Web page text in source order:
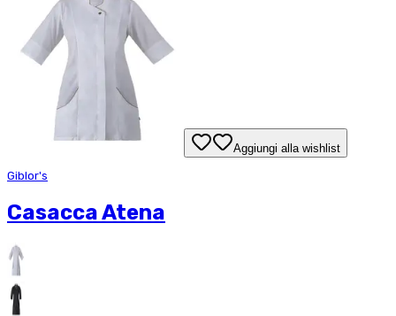
Aggiungi alla wishlist
Giblor's
Casacca Atena